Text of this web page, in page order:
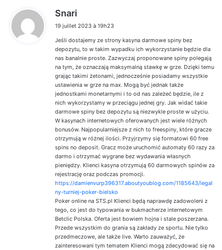
Snari
t
:
19 juillet 2023 à 19h23
Jeśli dostajemy ze strony kasyna darmowe spiny bez
depozytu, to w takim wypadku ich wykorzystanie będzie dla
nas banalnie proste. Zazwyczaj proponowane spiny polegają
na tym, że oznaczają maksymalną stawkę w grze. Dzięki temu
grając takimi żetonami, jednocześnie posiadamy wszystkie
ustawienia w grze na max. Mogą być jednak także
jednostkami monetarnymi i to od nas zależeć będzie, ile z
nich wykorzystamy w przeciągu jednej gry. Jak widać takie
darmowe spiny bez depozytu są niezwykle proste w użyciu.
W kasynach internetowych oferowanych jest wiele różnych
bonusów. Najpopularniejsze z nich to freespiny, które gracze
otrzymują w różnej ilości. Przyjrzymy się formatowi 60 free
spins no deposit. Gracz może uruchomić automaty 60 razy za
darmo i otrzymać wygrane bez wydawania własnych
pieniędzy. Klienci kasyna otrzymują 60 darmowych spinów za
rejestrację oraz podczas promocji.
https://damienvurp396317.aboutyoublog.com/1185643/legal
ny-turniej-poker-bielsko
Poker online na STS.pl Klienci będą naprawdę zadowoleni z
tego, co jest do typowania w bukmacherze internetowym
Betclic Polska. Oferta jest bowiem hojna i stale poszerzana.
Przede wszystkim do grania są zakłady ze sportu. Nie tylko
przedmeczowe, ale także live. Warto zauważyć, że
zainteresowani tym tematem Klienci mogą zdecydować się na